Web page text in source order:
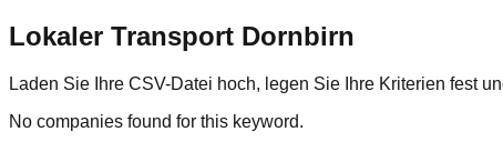
Lokaler Transport Dornbirn
Laden Sie Ihre CSV-Datei hoch, legen Sie Ihre Kriterien fest
No companies found for this keyword.